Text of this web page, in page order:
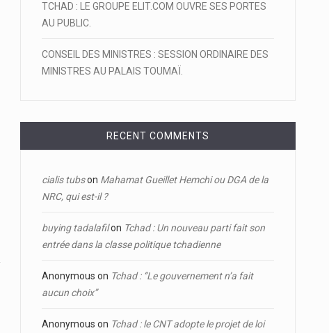
TCHAD : LE GROUPE ELIT.COM OUVRE SES PORTES
AU PUBLIC.
CONSEIL DES MINISTRES : SESSION ORDINAIRE DES
MINISTRES AU PALAIS TOUMAÏ.
RECENT COMMENTS
cialis tubson Mahamat Gueillet Hemchi ou DGA de la
NRC, qui est-il ?
buying tadalafilon Tchad : Un nouveau parti fait son
entrée dans la classe politique tchadienne
Anonymous on Tchad : ‘’Le gouvernement n’a fait
aucun choix’’
Anonymous on Tchad : le CNT adopte le projet de loi